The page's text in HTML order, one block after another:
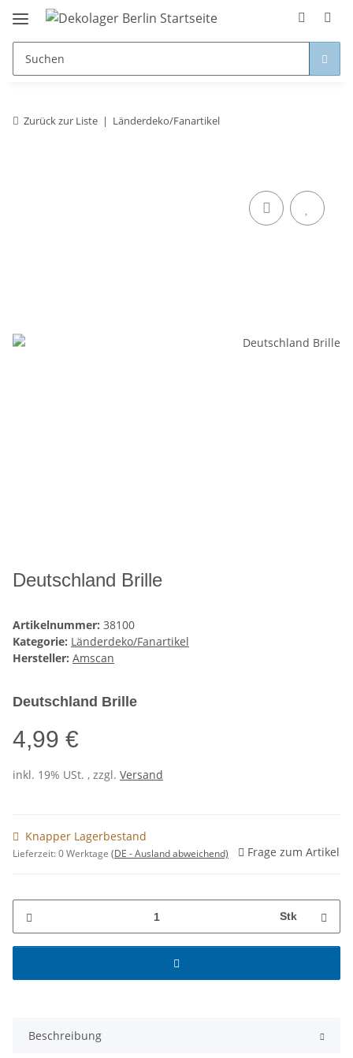
Zurück zur Liste Länderdeko/Fanartikel
Deutschland Brille
Artikelnummer: 38100
Kategorie: Länderdeko/Fanartikel
Hersteller: Amscan
Deutschland Brille
4,99 €
inkl. 19% USt. , zzgl. Versand
Knapper Lagerbestand
Lieferzeit:0 Werktage (DE - Ausland abweichend) Frage zum Artikel
Stk
Beschreibung